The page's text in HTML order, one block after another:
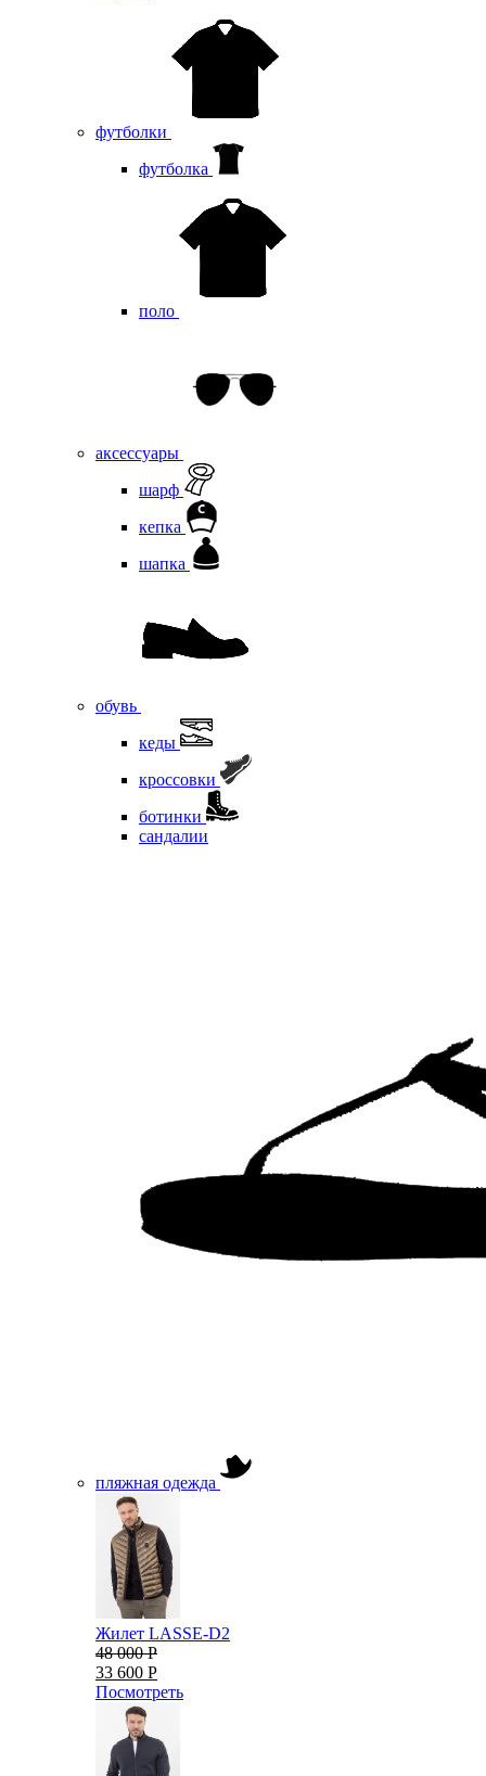
футболки
футболка
поло
аксессуары
шарф
кепка
шапка
обувь
кеды
кроссовки
ботинки
сандалии
пляжная одежда
Жилет LASSE-D2
48 000 Р
33 600 Р
Посмотреть